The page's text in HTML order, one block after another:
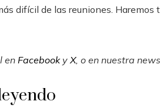
difícil de las reuniones. Haremos
en Facebooky X, o en nuestra